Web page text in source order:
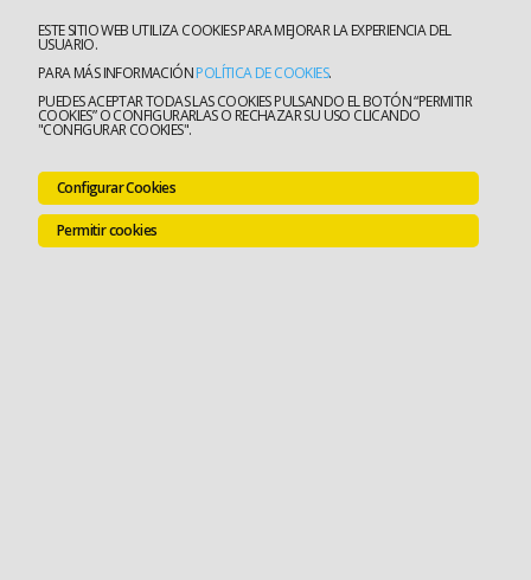
ESTE SITIO WEB UTILIZA COOKIES PARA MEJORAR LA EXPERIENCIA DEL
USUARIO.
PARA MÁS INFORMACIÓNPOLÍTICA DE COOKIES.
PUEDES ACEPTAR TODAS LAS COOKIES PULSANDO EL BOTÓN “PERMITIR
COOKIES” O CONFIGURARLAS O RECHAZAR SU USO CLICANDO
"CONFIGURAR COOKIES".
Configurar Cookies
Permitir cookies